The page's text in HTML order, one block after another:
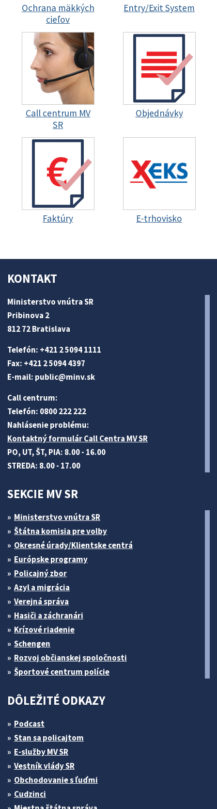
Ochrana mäkkých
cieľov
Entry/Exit System
Call centrum MV
SR
Objednávky
Faktúry E-trhovisko
KONTAKT
Ministerstvo vnútra SR
Pribinova 2
812 72 Bratislava
Telefón: +421 2 5094 1111
Fax: +421 2 5094 4397
E-mail: public@minv.sk
Call centrum:
Telefón: 0800 222 222
Nahlásenie problému:
Kontaktný formulár Call Centra MV SR
PO, UT, ŠT, PIA: 8.00 - 16.00
STREDA: 8.00 - 17.00
SEKCIE MV SR
Ministerstvo vnútra SR
Štátna komisia pre volby
Okresné úrady/Klientske centrá
Európske programy
Policajný zbor
Azyl a migrácia
Verejná správa
Hasiči a záchranári
Krízové riadenie
Schengen
Rozvoj občianskej spoločnosti
Športové centrum polície
DÔLEŽITÉ ODKAZY
Podcast
Stan sa policajtom
E-služby MV SR
Vestník vlády SR
Obchodovanie s ľuďmi
Cudzinci